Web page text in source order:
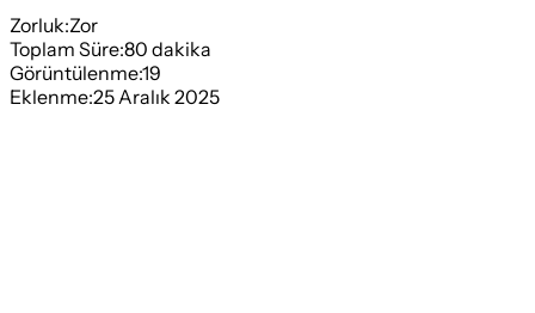
Zorluk:Zor
Toplam Süre:80 dakika
Görüntülenme:19
Eklenme:25 Aralık 2025